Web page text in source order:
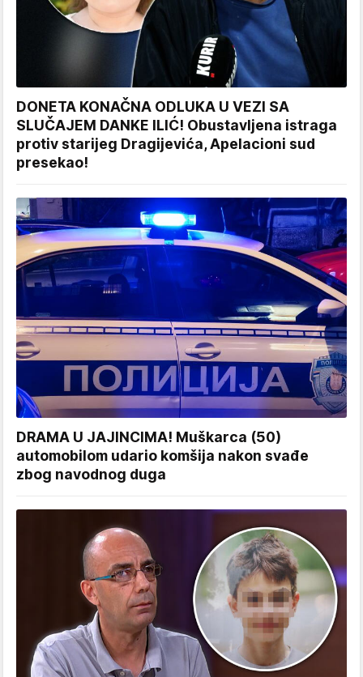
DONETA KONAČNA ODLUKA U VEZI SA
SLUČAJEM DANKE ILIĆ! Obustavljena istraga
protiv starijeg Dragijevića, Apelacioni sud
presekao!
DRAMA U JAJINCIMA! Muškarca (50)
automobilom udario komšija nakon svađe
zbog navodnog duga